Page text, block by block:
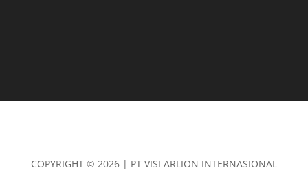
COPYRIGHT © 2026 | PT VISI ARLION INTERNASIONAL